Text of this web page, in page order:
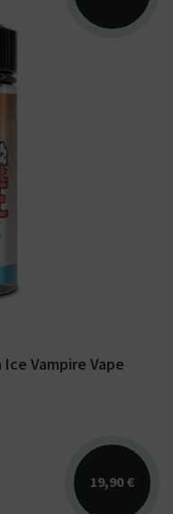
menthol. E-
en 100 ml
Vampire Vape
19,90 €